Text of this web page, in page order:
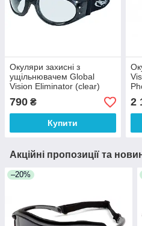
Окуляри захисні з
ущільнювачем Global
Vision Eliminator (clear)
Anti-Fog, прозорі
790 ₴
Купити
2
Акційні пропозиції та
–20%